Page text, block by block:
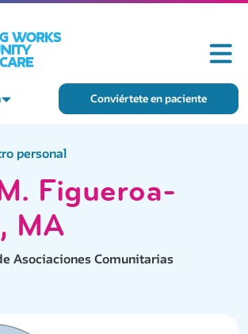
Conviértete en paciente
personal
Figueroa-
MA
Asociaciones Comunitarias